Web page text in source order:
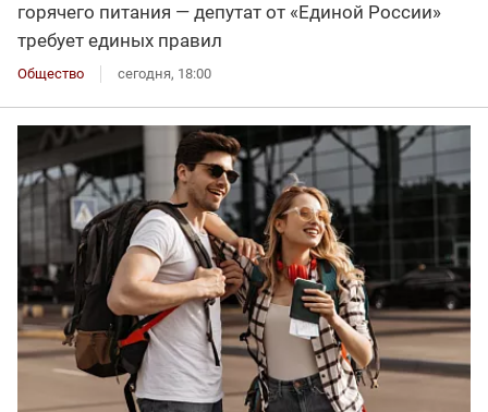
горячего питания — депутат от «Единой России»
требует единых правил
Общество сегодня, 18:00